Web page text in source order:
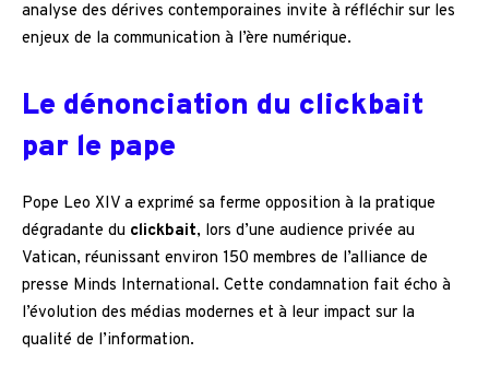
analyse des dérives contemporaines invite à réfléchir sur les
enjeux de la communication à l’ère numérique.
Le dénonciation du clickbait
par le pape
Pope Leo XIV a exprimé sa ferme opposition à la pratique
dégradante du clickbait, lors d’une audience privée au
Vatican, réunissant environ 150 membres de l’alliance de
presse Minds International. Cette condamnation fait écho à
l’évolution des médias modernes et à leur impact sur la
qualité de l’information.